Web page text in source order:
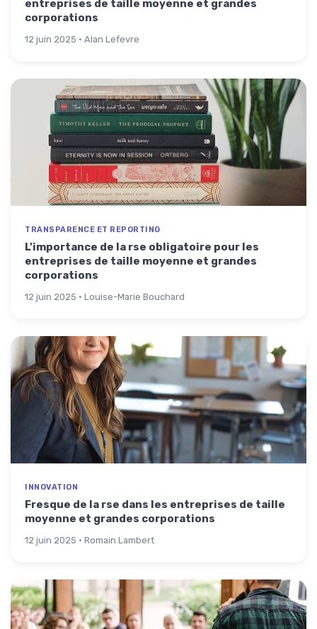
entreprises de taille moyenne et grandes
corporations
12 juin 2025 · Alan Lefevre
TRANSPARENCE ET REPORTING
L'importance de la rse obligatoire pour les
entreprises de taille moyenne et grandes
corporations
12 juin 2025 · Louise-Marie Bouchard
INNOVATION
Fresque de la rse dans les entreprises de taille
moyenne et grandes corporations
12 juin 2025 · Romain Lambert